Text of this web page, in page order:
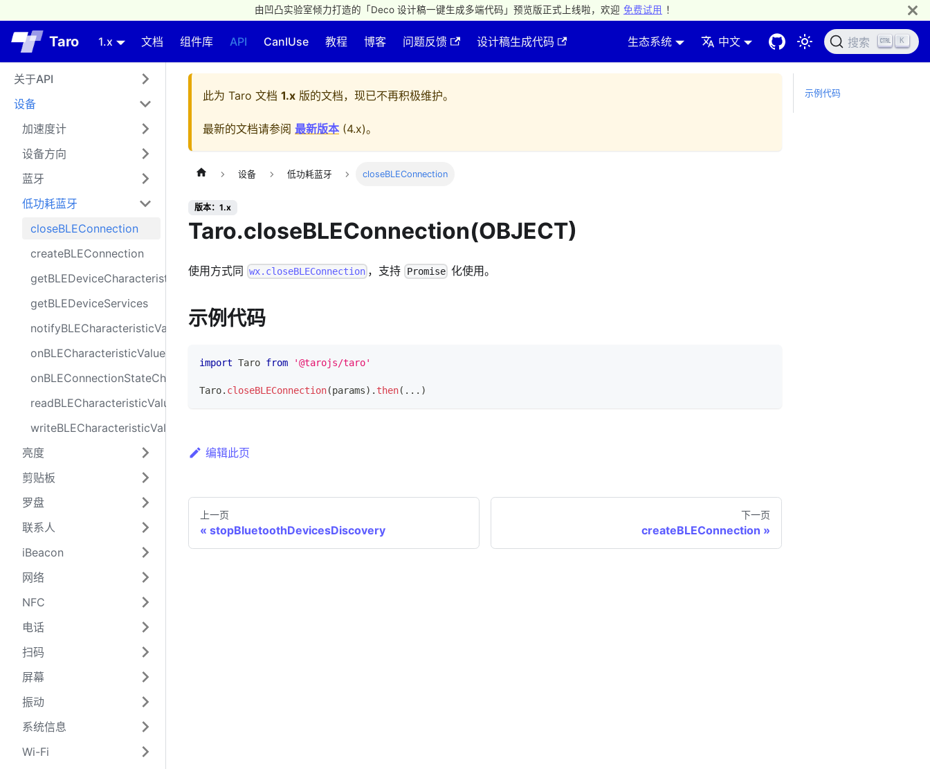
由凹凸实验室倾力打造的「Deco 设计稿一键生成多端代码」预览版正式上线啦，欢迎 免费试用 ！
Taro 1.x 文档 组件库 API CanIUse 教程 博客 问题反馈 设计稿生成代码 生态系统 中文 搜索 K
关于API
设备
加速度计
设备方向
蓝牙
低功耗蓝牙
closeBLEConnection
createBLEConnection
getBLEDeviceCharacteristics
getBLEDeviceServices
notifyBLECharacteristicValueChange
onBLECharacteristicValueChange
onBLEConnectionStateChange
readBLECharacteristicValue
writeBLECharacteristicValue
亮度
剪贴板
罗盘
联系人
iBeacon
网络
NFC
电话
扫码
屏幕
振动
系统信息
Wi-Fi
此为 Taro 文档 1.x 版的文档，现已不再积极维护。
最新的文档请参阅 最新版本 (4.x)。
设备 低功耗蓝牙 closeBLEConnection
版本：1.x
Taro.closeBLEConnection(OBJECT)
使用方式同 wx.closeBLEConnection ，支持 Promise化使用。
示例代码
import Taro from '@tarojs/taro'
Taro. closeBLEConnection(params) . then( ... )
编辑此页
上一页
stopBluetoothDevicesDiscovery
下一页
createBLEConnection
示例代码